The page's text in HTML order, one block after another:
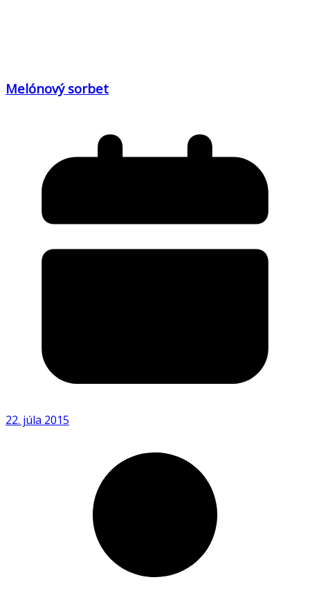
Melónový sorbet
22. júla 2015